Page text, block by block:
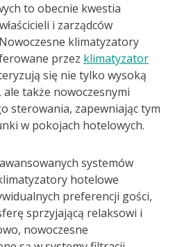
to obecnie kwestia
i zarządców
klimatyzatory
przez klimatyzator
się nie tylko wysoką
ale także nowoczesnymi
sterowania, zapewniając tym
w pokojach hotelowych.
systemów
hotelowe
preferencji gości,
sprzyjającą relaksowi i
nowoczesne